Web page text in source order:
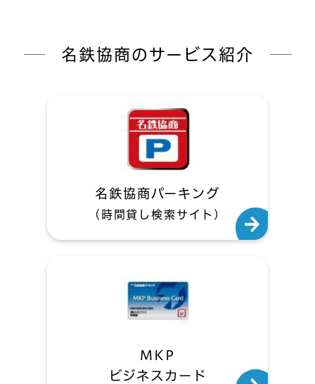
名鉄協商のサービス紹介
名鉄協商パーキング
(時間貸し検索サイト)
MKP
ビジネスカード